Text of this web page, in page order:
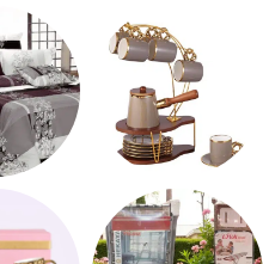
طقم
طقم قهوه وشاي